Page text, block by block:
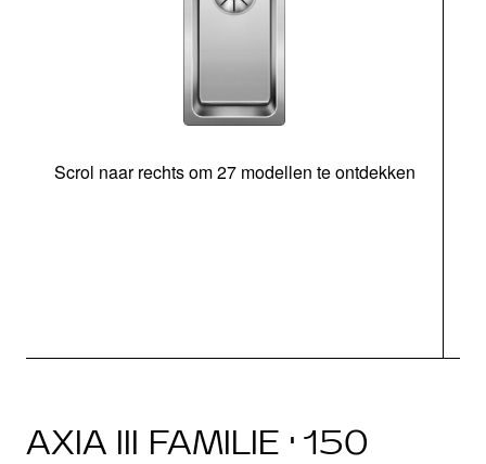
Scrol naar rechts om 27 modellen te ontdekken
AXIA III FAMILIE · 150